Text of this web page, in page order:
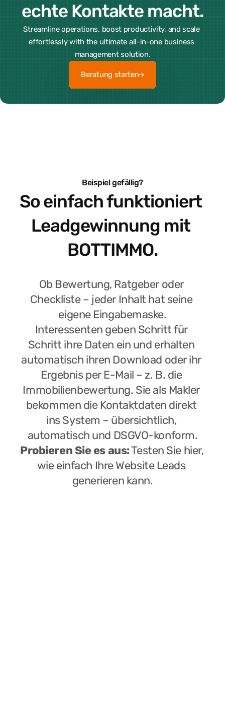
echte Kontakte macht.
Streamline operations, boost productivity, and scale
effortlessly with the ultimate all-in-one business
management solution.
Beratung starten
Beratung starten
Beispiel gefällig?
So einfach funktioniert
Leadgewinnung mit
BOTTIMMO.
Ob Bewertung, Ratgeber oder
Checkliste – jeder Inhalt hat seine
eigene Eingabemaske.
Interessenten geben Schritt für
Schritt ihre Daten ein und erhalten
automatisch ihren Download oder ihr
Ergebnis per E-Mail – z. B. die
Immobilienbewertung. Sie als Makler
bekommen die Kontaktdaten direkt
ins System – übersichtlich,
automatisch und DSGVO-konform.
Probieren Sie es aus: Testen Sie hier,
wie einfach Ihre Website Leads
generieren kann.